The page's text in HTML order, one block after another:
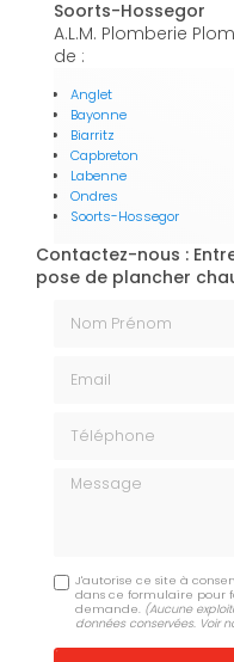
Soorts-Hossegor
A.L.M. Plomberie
de :
Anglet
Bayonne
Biarritz
Capbreton
Labenne
Ondres
Soorts-Hossegor
Contactez-nous :
pose de plancher
Message
J'autorise ce site à
dans ce formulaire pour
demande. (Aucune
données conservées. Voir